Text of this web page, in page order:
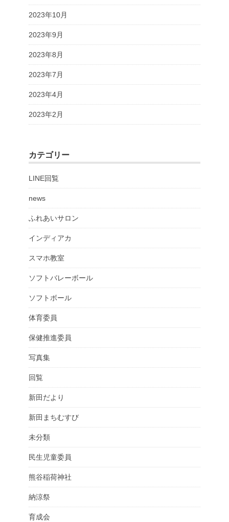
2023年10月
2023年9月
2023年8月
2023年7月
2023年4月
2023年2月
カテゴリー
LINE回覧
news
ふれあいサロン
インディアカ
スマホ教室
ソフトバレーボール
ソフトボール
体育委員
保健推進委員
写真集
回覧
新田だより
新田まちむすび
未分類
民生児童委員
熊谷稲荷神社
納涼祭
育成会